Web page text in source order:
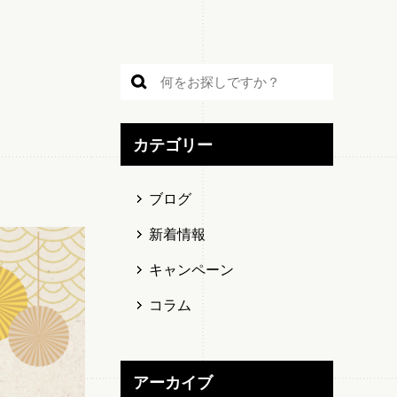
カテゴリー
ブログ
新着情報
キャンペーン
コラム
アーカイブ